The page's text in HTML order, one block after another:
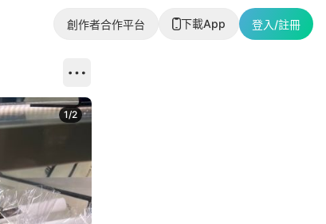
創作者合作平台 下載App 登入/註冊
1/2